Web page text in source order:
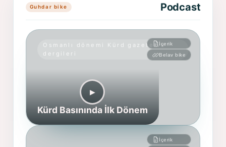
Guhdar bike Podcast
Osmanlı dönemi Kürd gazete ve
dergileri
İçerik
Belav bike
▶︎
Kürd Basınında İlk Dönem
İçerik